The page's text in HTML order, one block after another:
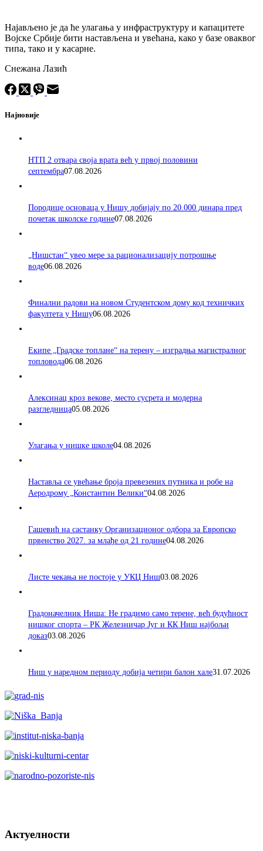
Најављено је да ће улагања у инфраструктуру и капацитете
Војске Србије бити настављена и увећана, како у базе оваквог
типа, тако и у касарне.
Снежана Лазић
Најновије
НТП 2 отвара своја врата већ у првој половини
септембра07.08.2026
Породицe основаца у Нишу добијају по 20.000 динара пред
почетак школске године07.08.2026
„Нишстан“ увео мере за рационализацију потрошње
воде06.08.2026
Финални радови на новом Студентском дому код техничких
факултета у Нишу06.08.2026
Екипе „Градске топлане“ на терену – изградња магистралног
топловода06.08.2026
Алексинац кроз векове, место сусрета и модерна
разгледница05.08.2026
Улагања у нишке школе04.08.2026
Наставља се увећање броја превезених путника и робе на
Аеродрому „Константин Велики“04.08.2026
Гашевић на састанку Организационог одбора за Европско
првенство 2027. за млађе од 21 године04.08.2026
Листе чекања не постоје у УКЦ Ниш03.08.2026
Градоначелник Ниша: Не градимо само терене, већ будућност
нишког спорта – РК Железничар Југ и КК Ниш најбољи
доказ03.08.2026
Ниш у наредном периоду добија четири балон хале31.07.2026
Актуелности